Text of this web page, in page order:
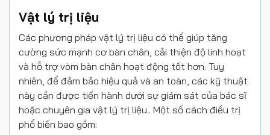
Vật lý trị liệu
Các phương pháp vật lý trị liệu có thể giúp tăng
cường sức mạnh cơ bàn chân, cải thiện độ linh hoạt
và hỗ trợ vòm bàn chân hoạt động tốt hơn. Tuy
nhiên, để đảm bảo hiệu quả và an toàn, các kỹ thuật
này cần được tiến hành dưới sự giám sát của bác sĩ
hoặc chuyên gia vật lý trị liệu.. Một số cách điều trị
phổ biến bao gồm: